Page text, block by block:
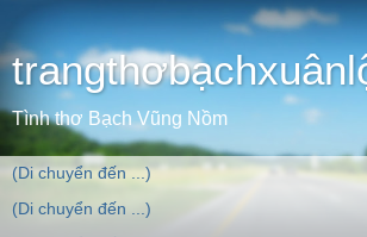
Tình thơ Bạch Vũng Nồm